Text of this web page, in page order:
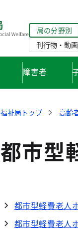
局の分野別
刊行物・動画
障害者
福祉局トップ 高齢
都市型
都市型軽費老人
都市型軽費老人